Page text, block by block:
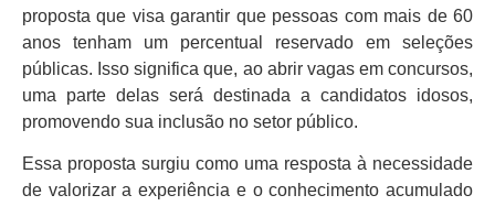
proposta que visa garantir que pessoas com mais de 60
anos tenham um percentual reservado em seleções
públicas. Isso significa que, ao abrir vagas em concursos,
uma parte delas será destinada a candidatos idosos,
promovendo sua inclusão no setor público.
Essa proposta surgiu como uma resposta à necessidade
de valorizar a experiência e o conhecimento acumulado